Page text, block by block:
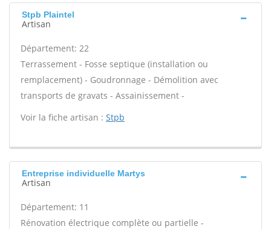
Stpb Plaintel
Artisan
Département: 22
Terrassement - Fosse septique (installation ou
remplacement) - Goudronnage - Démolition avec
transports de gravats - Assainissement -
Voir la fiche artisan : Stpb
Entreprise individuelle Martys
Artisan
Département: 11
Rénovation électrique complète ou partielle -